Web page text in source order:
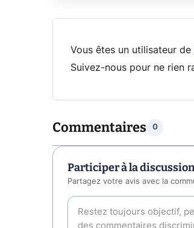
Vous êtes un utilisateur de
Suivez-nous pour ne rien
Commentaires 0
Participer à la
Partagez votre avis avec la